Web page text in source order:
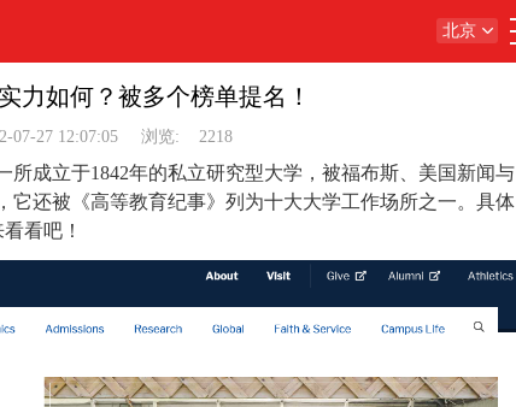
北京
力如何？被多个榜单提名！
07-27 12:07:05 浏览: 2218
所成立于1842年的私立研究型大学，被福布斯、美国新闻与
它还被《高等教育纪事》列为十大大学工作场所之一。具体
看吧！